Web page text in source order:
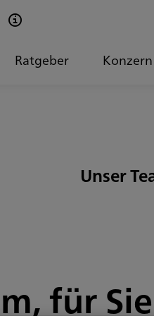
Ratgeber Konzern
Unser
für